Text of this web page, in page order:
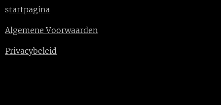
startpagina
Algemene Voorwaarden
Privacybeleid